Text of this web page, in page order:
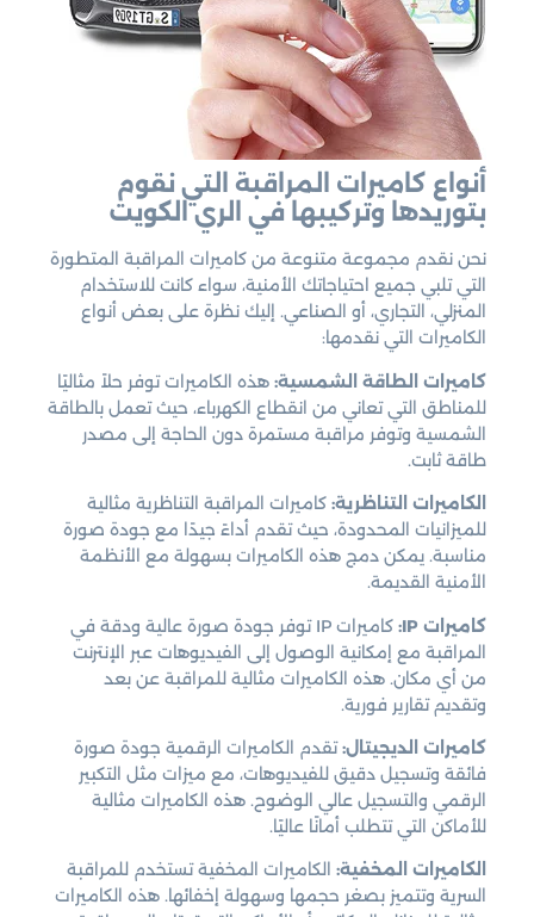
أنواع كاميرات المراقبة التي نقوم
بتوريدها وتركيبها في الري الكويت
نحن نقدم مجموعة متنوعة من كاميرات المراقبة المتطورة
التي تلبي جميع احتياجاتك الأمنية، سواء كانت للاستخدام
المنزلي، التجاري، أو الصناعي. إليك نظرة على بعض أنواع
الكاميرات التي نقدمها:
كاميرات الطاقة الشمسية: هذه الكاميرات توفر حلاً مثاليًا
للمناطق التي تعاني من انقطاع الكهرباء، حيث تعمل بالطاقة
الشمسية وتوفر مراقبة مستمرة دون الحاجة إلى مصدر
طاقة ثابت.
الكاميرات التناظرية: كاميرات المراقبة التناظرية مثالية
للميزانيات المحدودة، حيث تقدم أداءً جيدًا مع جودة صورة
مناسبة. يمكن دمج هذه الكاميرات بسهولة مع الأنظمة
الأمنية القديمة.
كاميرات IP:
كاميرات IP توفر جودة صورة عالية ودقة في
المراقبة مع إمكانية الوصول إلى الفيديوهات عبر الإنترنت
من أي مكان. هذه الكاميرات مثالية للمراقبة عن بعد
وتقديم تقارير فورية.
كاميرات الديجيتال:تقدم الكاميرات الرقمية جودة صورة
فائقة وتسجيل دقيق للفيديوهات، مع ميزات مثل التكبير
الرقمي والتسجيل عالي الوضوح. هذه الكاميرات مثالية
للأماكن التي تتطلب أمانًا عاليًا.
الكاميرات المخفية: الكاميرات المخفية تستخدم للمراقبة
السرية وتتميز بصغر حجمها وسهولة إخفائها. هذه الكاميرات